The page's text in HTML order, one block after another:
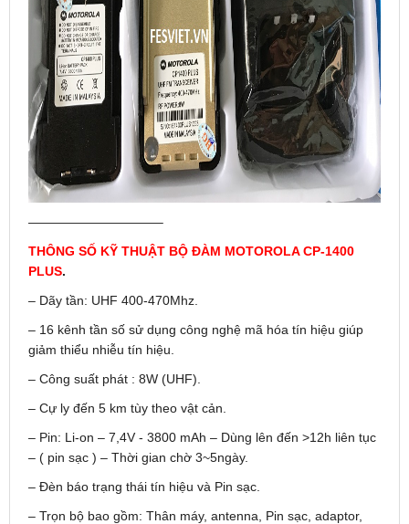
——————————–
THÔNG SỐ KỸ THUẬT BỘ ĐÀM MOTOROLA CP-1400
PLUS.
– Dãy tần: UHF 400-470Mhz.
– 16 kênh tần số sử dụng công nghệ mã hóa tín hiệu giúp
giảm thiểu nhiễu tín hiệu.
– Công suất phát : 8W (UHF).
– Cự ly đến 5 km tùy theo vật cản.
– Pin: Li-on – 7,4V - 3800 mAh – Dùng lên đến >12h liên tục
– ( pin sạc ) – Thời gian chờ 3~5ngày.
– Đèn báo trạng thái tín hiệu và Pin sạc.
– Trọn bộ bao gồm: Thân máy, antenna, Pin sạc, adaptor,